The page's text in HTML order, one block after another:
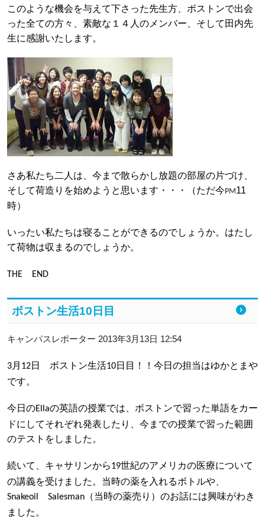
このような機会を与えて下さった先生方、ボストンで出会
った全ての方々、素敵な１４人のメンバー、そして田内先
生に感謝いたします。
さあ私たち二人は、今まで散らかし放題の部屋の片づけ、
そして荷造りを始めようと思います・・・（ただ今PM11
時）
いったい私たちは寝ることができるのでしょうか。はたし
て荷物は収まるのでしょうか。
THE END
ボストン生活10日目
キャンパスレポーター 2013年3月13日 12:54
3月 12日 ボストン生活10日目！！今日の担当はゆかとまや
です。
今日のEllaの英語の授業では、ボストンで習った単語をカー
ドにしてそれぞれ発表したり、今までの授業で習った範囲
のテストをしました。
続いて、キャサリンから19世紀のアメリカの医療について
の講義を受けました。当時の薬を入れるボトルや、
Snakeoil Salesman （当時の薬売り）のお話には興味がわき
ました。